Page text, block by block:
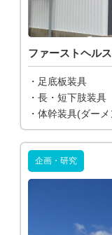
ファーストヘル
・足底板装具
・長・短下肢装具
・体幹装具(ダー
企画・研究